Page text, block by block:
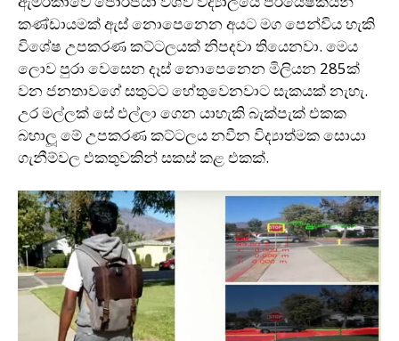
කණ්ඩායමක් ඇස් නොපෙනෙන අයට මග පෙන්විය හැකි
විශේෂ උපකරණ කට්ටලයක් නිපදවා තියෙනවා. මෙය
ලොව පුරා වෙසෙන දෑස් නොපෙනෙන මිලියන 285ක්
වන ජනතාවගේ සතුටට හේතුවෙනවාට සැකයක් නැහැ.
උර මල්ලක් සේ එල්ලා ගෙන යාහැකි බැක්පැක් එකක
බහාලූ මේ උපකරණ කට්ටලය නවීන විද්‍යාත්මක සොයා
ගැනීම්වල එකතුවකින් සකස් කළ එකක්.